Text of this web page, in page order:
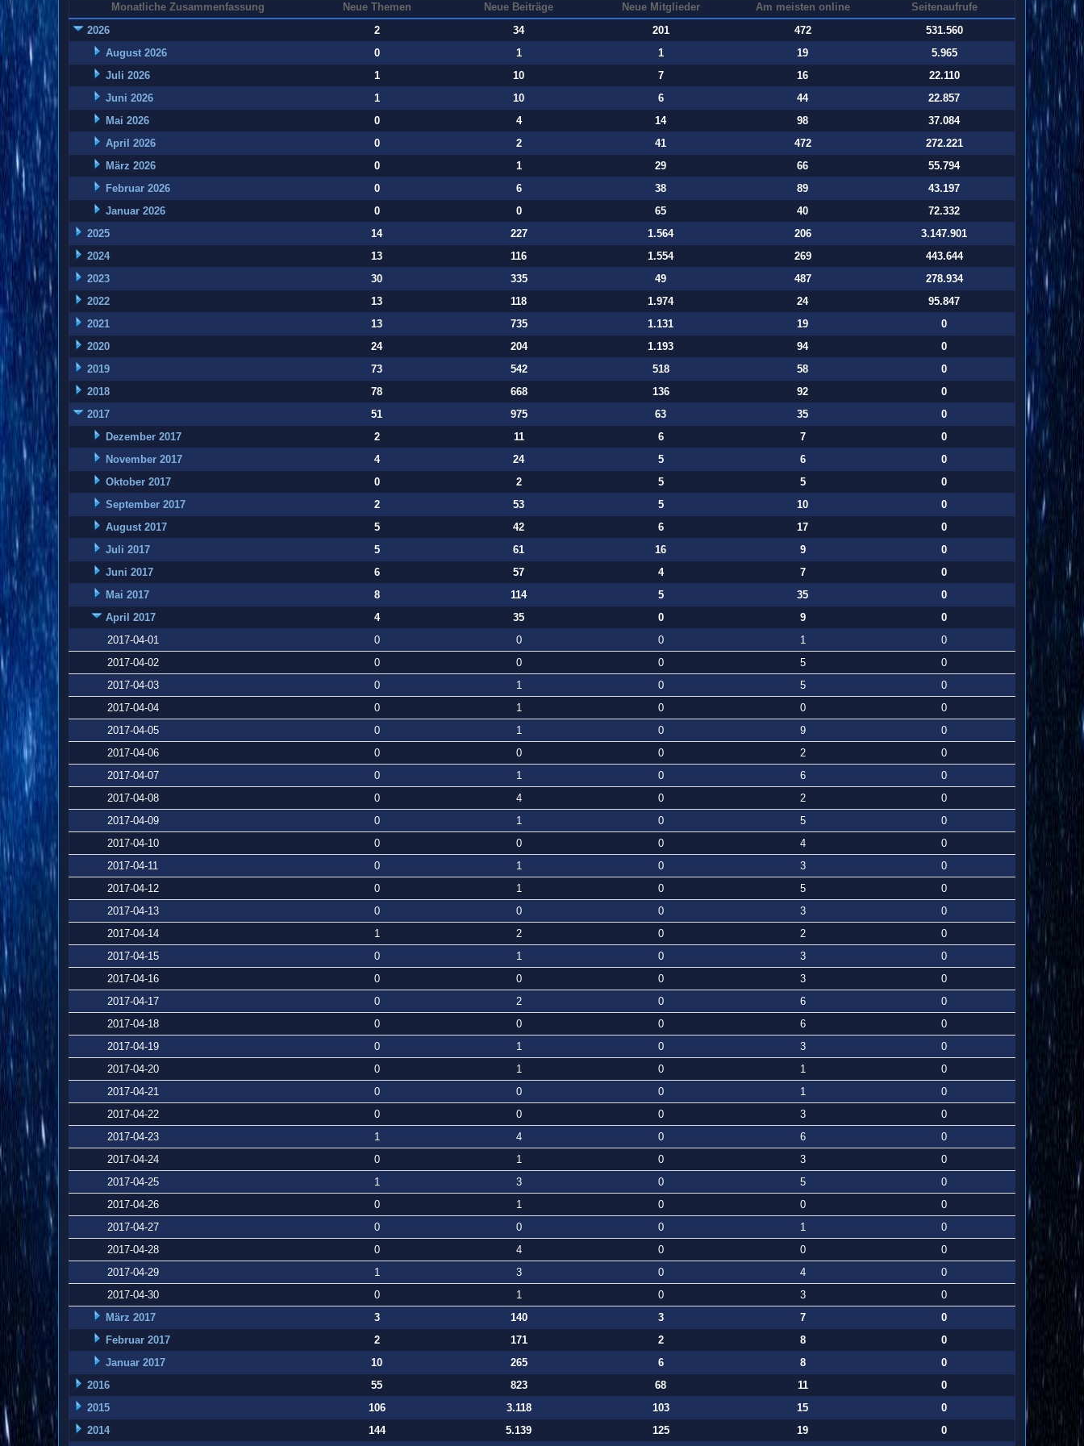
Monatliche Zusammenfassung Neue Themen Neue Beiträge Neue Mitglieder Am meisten online
Seitenaufrufe
2026
2 34 201 472
531.560
August 2026
0 1 1 19
5.965
Juli 2026
1 10 7 16
22.110
Juni 2026
1 10 6 44
22.857
Mai 2026
0 4 14 98
37.084
April 2026
0 2 41 472
272.221
März 2026
0 1 29 66
55.794
Februar 2026
0 6 38 89
43.197
Januar 2026
0 0 65 40
72.332
2025
14 227 1.564 206
3.147.901
2024
13 116 1.554 269
443.644
2023
30 335 49 487
278.934
2022
13 118 1.974 24
95.847
2021
13 735 1.131 19
0
2020
24 204 1.193 94
0
2019
73 542 518 58
0
2018
78 668 136 92
0
2017
51 975 63 35
0
Dezember 2017
2 11 6 7
0
November 2017
4 24 5 6
0
Oktober 2017
0 2 5 5
0
September 2017
2 53 5 10
0
August 2017
5 42 6 17
0
Juli 2017
5 61 16 9
0
Juni 2017
6 57 4 7
0
Mai 2017
8 114 5 35
0
April 2017
4 35 0 9
0
2017-04-01
0 0 0 1
0
2017-04-02
0 0 0 5
0
2017-04-03
0 1 0 5
0
2017-04-04
0 1 0 0
0
2017-04-05
0 1 0 9
0
2017-04-06
0 0 0 2
0
2017-04-07
0 1 0 6
0
2017-04-08
0 4 0 2
0
2017-04-09
0 1 0 5
0
2017-04-10
0 0 0 4
0
2017-04-11
0 1 0 3
0
2017-04-12
0 1 0 5
0
2017-04-13
0 0 0 3
0
2017-04-14
1 2 0 2
0
2017-04-15
0 1 0 3
0
2017-04-16
0 0 0 3
0
2017-04-17
0 2 0 6
0
2017-04-18
0 0 0 6
0
2017-04-19
0 1 0 3
0
2017-04-20
0 1 0 1
0
2017-04-21
0 0 0 1
0
2017-04-22
0 0 0 3
0
2017-04-23
1 4 0 6
0
2017-04-24
0 1 0 3
0
2017-04-25
1 3 0 5
0
2017-04-26
0 1 0 0
0
2017-04-27
0 0 0 1
0
2017-04-28
0 4 0 0
0
2017-04-29
1 3 0 4
0
2017-04-30
0 1 0 3
0
März 2017
3 140 3 7
0
Februar 2017
2 171 2 8
0
Januar 2017
10 265 6 8
0
2016
55 823 68 11
0
2015
106 3.118 103 15
0
2014
144 5.139 125 19 0